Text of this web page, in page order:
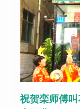
祝贺栾师傅